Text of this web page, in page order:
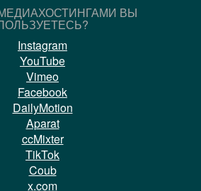
ВЫ
Instagram
YouTube
Vimeo
Facebook
DailyMotion
Aparat
ccMixter
TikTok
Coub
x.com